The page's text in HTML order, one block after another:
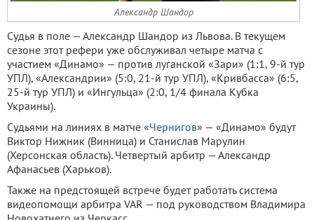
Александр Шандор
Судья в поле — Александр Шандор из Львова. В текущем
сезоне этот рефери уже обслуживал четыре матча с
участием «Динамо» — против луганской «Зари» (1:1, 9-й тур
УПЛ), «Александрии» (5:0, 21-й тур УПЛ), «Кривбасса» (6:5,
25-й тур УПЛ) и «Ингульца» (2:0, 1/4 финала Кубка
Украины).
Судьями на линиях в матче «Чернигов» — «Динамо» будут
Виктор Нижник (Винница) и Станислав Марулин
(Херсонская область). Четвертый арбитр — Александр
Афанасьев (Харьков).
Также на предстоящей встрече будет работать система
видеопомощи арбитра VAR — под руководством Владимира